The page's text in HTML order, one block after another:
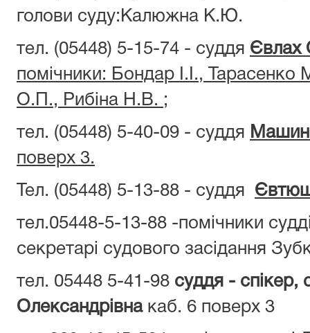
голови суду:Калюжна К.Ю.
тел. (05448) 5-15-74 - суддя Євлах
помічники: Бондар І.І., Тарасенко
О.П., Рибіна Н.В. ;
тел. (05448) 5-40-09 - суддя
поверх 3.
Тел. (05448) 5-13-88 - суддя
тел.05448-5-13-88 -помічники
секретарі судового засідання
тел. 05448 5-41-98 суддя - спікер,
Олександрівна каб. 6 поверх 3